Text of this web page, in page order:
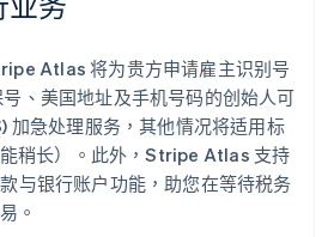
Atlas 将为贵方申请雇主识别号
、美国地址及手机号码的创始人可
加急处理服务，其他情况将适用标
稍长）。此外，Stripe Atlas 支持
与银行账户功能，助您在等待税务
。